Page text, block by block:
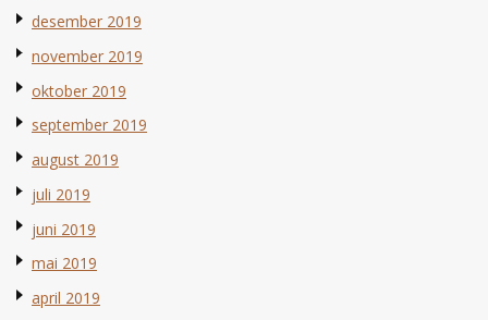
desember 2019
november 2019
oktober 2019
september 2019
august 2019
juli 2019
juni 2019
mai 2019
april 2019